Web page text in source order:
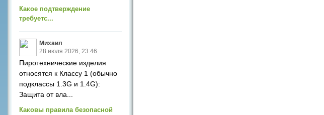
Какое подтверждение
требуетс...
Михаил
28 июля 2026, 23:46
Пиротехнические изделия
относятся к Классу 1 (обычно
подклассы 1.3G и 1.4G):
Защита от вла...
Каковы правила безопасной